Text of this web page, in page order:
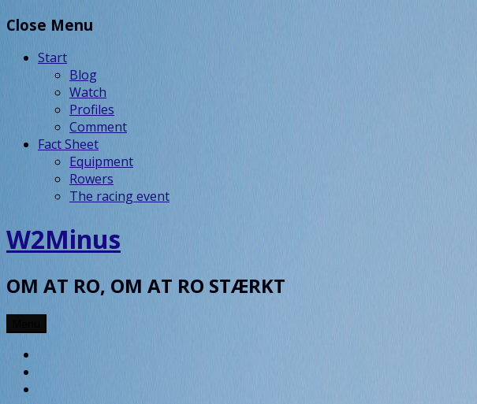
Skip
content
Close Menu
Start
Blog
Watch
Profiles
Comment
Fact Sheet
Equipment
Rowers
The racing event
W2Minus
OM AT RO, OM AT RO STÆRKT